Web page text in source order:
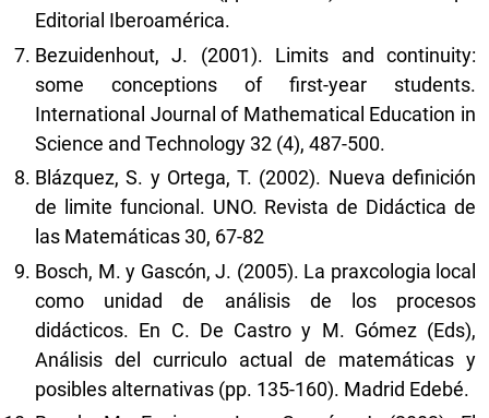
Editorial Iberoamérica.
Bezuidenhout, J. (2001). Limits and continuity:
some conceptions of first-year students.
International Journal of Mathematical Education in
Science and Technology 32 (4), 487-500.
Blázquez, S. y Ortega, T. (2002). Nueva definición
de limite funcional. UNO. Revista de Didáctica de
las Matemáticas 30, 67-82
Bosch, M. y Gascón, J. (2005). La praxcologia local
como unidad de análisis de los procesos
didácticos. En C. De Castro y M. Gómez (Eds),
Análisis del curriculo actual de matemáticas y
posibles alternativas (pp. 135-160). Madrid Edebé.